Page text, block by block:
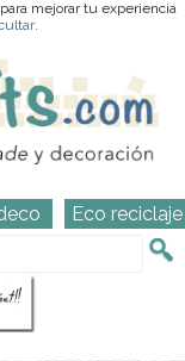
mejorar tu experiencia
.
Eco reciclaje